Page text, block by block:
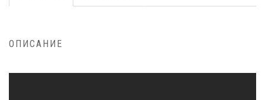
ОПИСАНИЕ